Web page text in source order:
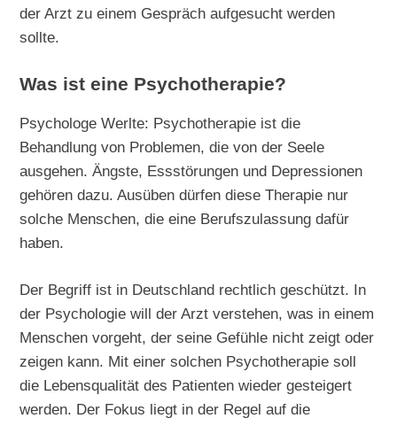
der Arzt zu einem Gespräch aufgesucht werden
sollte.
Was ist eine Psychotherapie?
Psychologe Werlte: Psychotherapie ist die
Behandlung von Problemen, die von der Seele
ausgehen. Ängste, Essstörungen und Depressionen
gehören dazu. Ausüben dürfen diese Therapie nur
solche Menschen, die eine Berufszulassung dafür
haben.
Der Begriff ist in Deutschland rechtlich geschützt. In
der Psychologie will der Arzt verstehen, was in einem
Menschen vorgeht, der seine Gefühle nicht zeigt oder
zeigen kann. Mit einer solchen Psychotherapie soll
die Lebensqualität des Patienten wieder gesteigert
werden. Der Fokus liegt in der Regel auf die